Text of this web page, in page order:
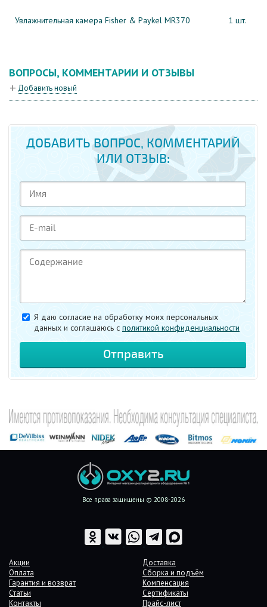
Увлажнительная камера Fisher & Paykel MR370 1 шт.
ВОПРОСЫ, КОММЕНТАРИИ И ОТЗЫВЫ
Добавить новый
ДОБАВИТЬ ВОПРОС, КОММЕНТАРИЙ
ИЛИ ОТЗЫВ:
Я даю согласие на обработку моих персональных
данных и соглашаюсь c политикой конфиденциальности
Все права защищены © 2008-2026
Акции
Доставка
Оплата
Сборка и подъём
Гарантия и возврат
Компенсация
Статьи
Сертификаты
Контакты
Прайс-лист